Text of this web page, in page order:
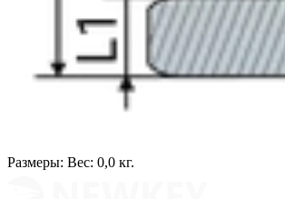
Размеры: Вес: 0,0 кг.